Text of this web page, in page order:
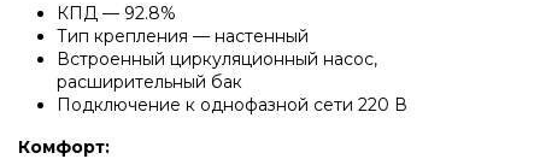
Vaillant
Настенные газовые котлы Vaillant
КПД — 92.8%
Тип крепления — настенный
Встроенный циркуляционный насос,
расширительный бак
Подключение к однофазной сети 220 В
Комфорт: